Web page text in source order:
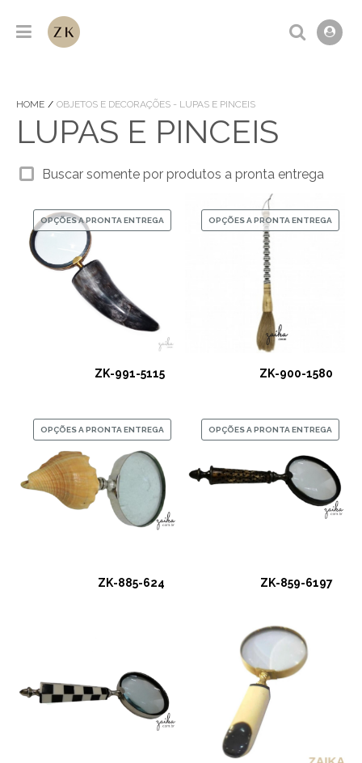
HOME OBJETOS E DECORAÇÕES - LUPAS E PINCEIS
LUPAS E PINCEIS
Buscar somente por produtos a pronta entrega
OPÇÕES A PRONTA ENTREGA
ZK-991-5115
OPÇÕES A PRONTA ENTREGA
ZK-900-1580
OPÇÕES A PRONTA ENTREGA
ZK-885-624
OPÇÕES A PRONTA ENTREGA
ZK-859-6197